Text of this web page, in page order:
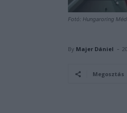
Fotó: Hungaroring
By Majer Dániel -
Megosztás